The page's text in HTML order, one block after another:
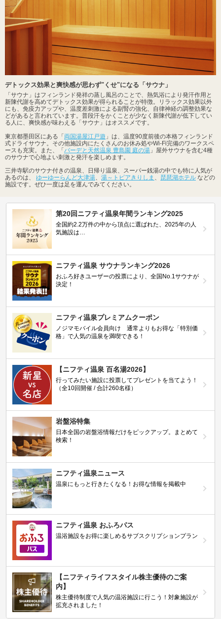
デトックス効果と爽快感が思わず"くせ"になる「サウナ」
「サウナ」はフィンランド発祥の蒸し風呂のことで、熱気浴により発汗作用と
新陳代謝を高めてデトックス効果が得られることが特徴。リラックス効果以外
にも、免疫力アップや、温度差刺激による副腎の強化、自律神経の調整効果な
どがあると言われています。普段汗をかくことが少なく新陳代謝が低下してい
る人に、爽快感が味わえる「サウナ」はオススメです。
東京都墨田区にある「 両国湯屋江戸遊 」は、温度90度前後の本格フィンランド
式ドライサウナ。その他施設内にたくさんのお休み処やWi-Fi完備のワークスペ
ースも充実。また、「 バーデと天然温泉 豊島園 庭の湯 」屋外サウナを含む4種
のサウナで心地よい刺激と発汗を楽しめます。
三井寺駅のサウナ付きの温泉、日帰り温泉、スーパー銭湯の中でも特に人気が
あるのは、 ゆーゆーらんど大津湯、 湯～トピアきりしま 、 琵琶湖ホテル などの
施設です。ぜひ一度は足を運んでみてください。
第20回ニフティ温泉年間ランキング2025
全国約2.2万件の中から頂点に選ばれた、2025年の人
気施設は…
ニフティ温泉 サウナランキング2026
おふろ好きユーザーの投票により、全国No.1サウナが
決定！
ニフティ温泉プレミアムクーポン
ノジマモバイル会員向け 通常よりもお得な「特別価
格」で人気の温泉を満喫できる！
【ニフティ温泉 百名湯2026】
行ってみたい施設に投票してプレゼントを当てよう！
（全10回開催 / 合計260名様）
岩盤浴特集
日本全国の岩盤浴情報だけをピックアップ。まとめて
検索！
ニフティ温泉ニュース
温泉にもっと行きたくなる！お得な情報を掲載中
ニフティ温泉 おふろパス
温浴施設をお得に楽しめるサブスクリプションプラン
【ニフティライフスタイル株主優待のご案
内】
株主優待制度で人気の温浴施設に行こう！対象施設が
拡充されました！